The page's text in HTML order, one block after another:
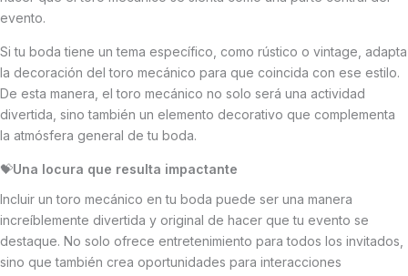
evento.
Si tu boda tiene un tema específico, como rústico o vintage, adapta
la decoración del toro mecánico para que coincida con ese estilo.
De esta manera, el toro mecánico no solo será una actividad
divertida, sino también un elemento decorativo que complementa
la atmósfera general de tu boda.
💝Una locura que resulta impactante
Incluir un toro mecánico en tu boda puede ser una manera
increíblemente divertida y original de hacer que tu evento se
destaque. No solo ofrece entretenimiento para todos los invitados,
sino que también crea oportunidades para interacciones